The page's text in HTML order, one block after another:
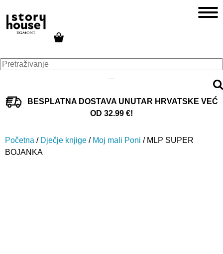
BESPLATNA DOSTAVA UNUTAR HRVATSKE VEĆ
OD 32.99 €!
Početna / Dječje knjige / Moj mali Poni / MLP SUPER
BOJANKA